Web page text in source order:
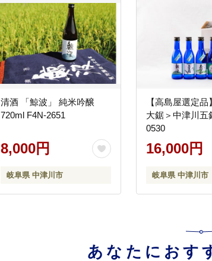
清酒 「鯨波」 純米吟醸
720ml F4N-2651
8,000円
岐阜県 中津川市
【高島屋選定
大鋸＞中津川五
0530
16,000円
岐阜県 中津川市
あなたにおす